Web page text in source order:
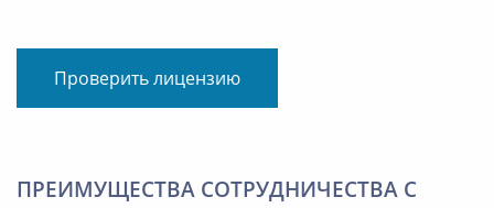
Проверить лицензию
ПРЕИМУЩЕСТВА СОТРУДНИЧЕСТВА С